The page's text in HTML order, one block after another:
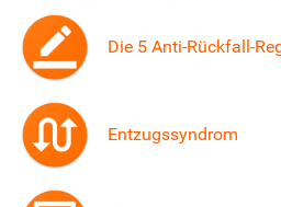
Die 5 Anti-Rückfall-
Entzugssyndrom